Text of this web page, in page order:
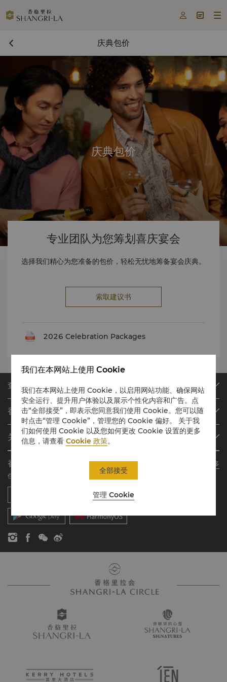
  
庆典包价
庆典包价
专业团队为您筹划喜庆宴会
选择我们精心为您准备的包价，轻松无忧地筹备宴会庆典。
索取建议书
2026 Celebration Packages
查找或预订
我们的目的地
查找预订
会议与宴会
餐厅与酒吧
香格里拉会
会员计划概述
加入香格里拉会
常见问题
联络我们
关于香格里拉集团
我们的酒店品牌
香格里拉中心
联系方式
职业发展
企业社会责任
香格里拉会应用程序
了解更多
住宿、餐饮、购物 随想随享
我们在本网站上使用 Cookie
我们在本网站上使用 Cookie，以启用网站功能、确保网站
安全运行、提升用户体验以及展示个性化内容和广告。点
击“全部接受”，即表示您同意我们使用 Cookie。您可以随
时点击“管理 Cookie”，管理您的 Cookie 偏好。 关于我
们如何使用 Cookie 以及您如何更改 Cookie 设置的更多
信息，请查看Cookie 政策。
管理 Cookie
全部接受